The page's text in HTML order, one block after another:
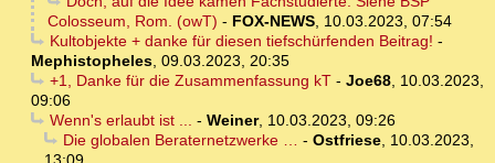
Colosseum, Rom. (owT) - FOX-NEWS, 10.03.2023, 07:54
Kultobjekte + danke für diesen tiefschürfenden Beitrag! -
Mephistopheles, 09.03.2023, 20:35
+1, Danke für die Zusammenfassung kT- Joe68, 10.03.2023,
09:06
Wenn's erlaubt ist ... - Weiner, 10.03.2023, 09:26
Die globalen Beraternetzwerke … - Ostfriese, 10.03.2023,